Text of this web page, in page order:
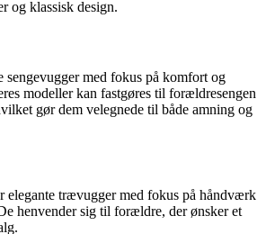
og klassisk design.
sengevugger med fokus på komfort og
modeller kan fastgøres til forældresengen
gør dem velegnede til både amning og
elegante trævugger med fokus på håndværk
henvender sig til forældre, der ønsker et